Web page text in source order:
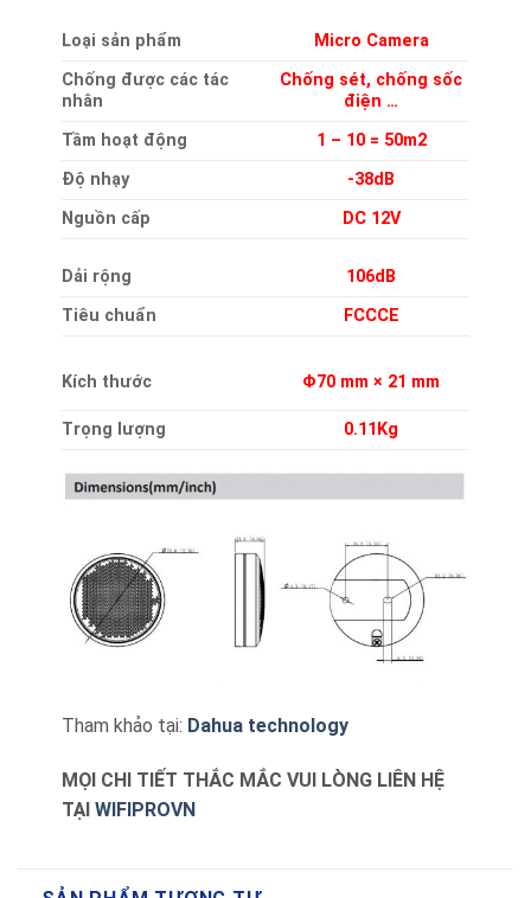
Loại sản phẩm
Micro Camera
Chống được các tác
nhân
Chống sét, chống sốc
điện …
Tầm hoạt động
1 – 10 = 50m2
Độ nhạy
-38dB
Nguồn cấp
DC 12V
Dải rộng
106dB
Tiêu chuẩn
FCCCE
Kích thước Φ70 mm × 21 mm
Trọng lượng 0.11Kg
Tham khảo tại: Dahua technology
MỌI CHI TIẾT THẮC MẮC VUI LÒNG LIÊN HỆ
TẠI WIFIPROVN